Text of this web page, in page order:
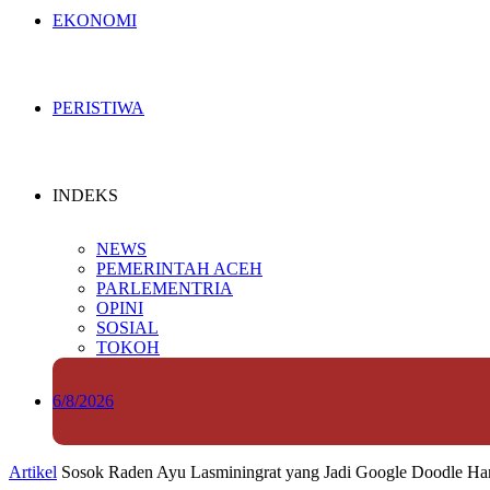
EKONOMI
PERISTIWA
INDEKS
NEWS
PEMERINTAH ACEH
PARLEMENTRIA
OPINI
SOSIAL
TOKOH
6/8/2026
Artikel Sosok Raden Ayu Lasminingrat yang Jadi Google Doodle